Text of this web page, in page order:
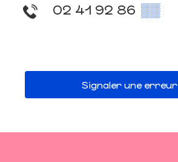
02 41 92 86 ▒▒
Signaler une erreur